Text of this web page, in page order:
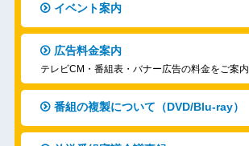
イベント案内
広告料金案内
テレビCM・番組表・バナー広告の料金をご案内
番組の複製について（DVD/Blu-ray）